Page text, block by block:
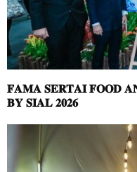
𝐅𝐀𝐌𝐀 𝐒𝐄𝐑𝐓𝐀𝐈 𝐅𝐎𝐎𝐃
𝐁𝐘 𝐒𝐈𝐀𝐋 𝟐𝟎𝟐𝟔